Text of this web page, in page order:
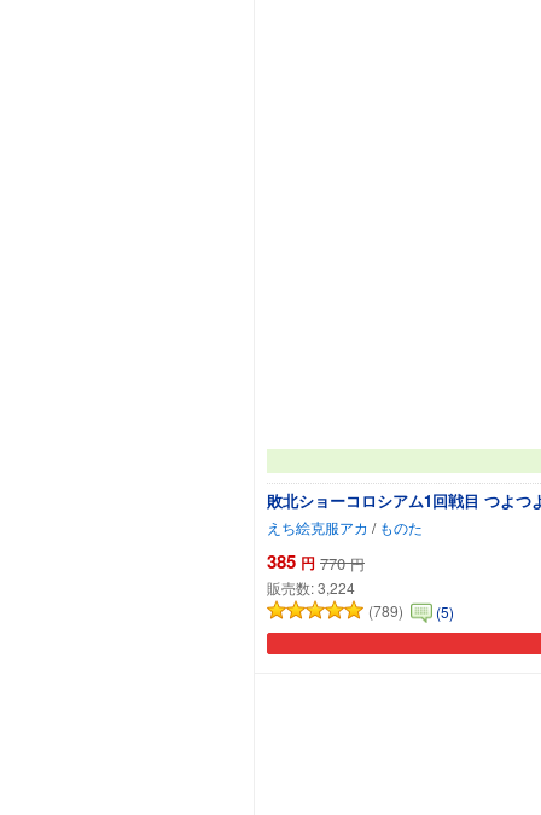
敗北ショーコロシアム1回戦目 つよ
えち絵克服アカ / ものた
385 円 770 円
販売数:3,224
(789)
(5)